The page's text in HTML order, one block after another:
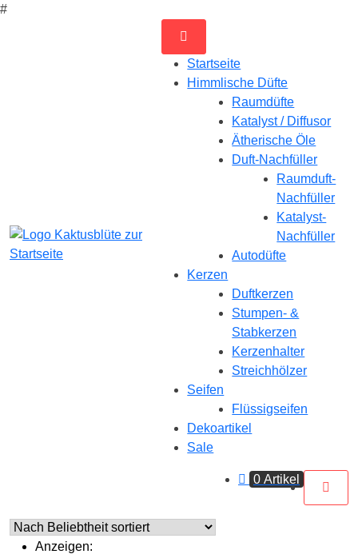
#
Startseite
Himmlische Düfte
Raumdüfte
Katalyst / Diffusor
Ätherische Öle
Duft-Nachfüller
Raumduft-
Nachfüller
Katalyst-
Nachfüller
Autodüfte
Kerzen
Duftkerzen
Stumpen- &
Stabkerzen
Kerzenhalter
Streichhölzer
Seifen
Flüssigseifen
Dekoartikel
Sale
0 Artikel
Anzeigen: